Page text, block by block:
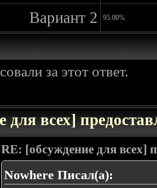
Вариант 2 95.00%
за этот ответ.
для всех]
RE: [обсуждение для всех]
Nowhere Писал(а):